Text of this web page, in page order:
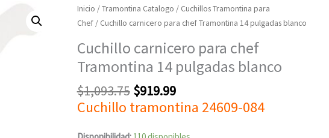
Inicio /Tramontina Catalogo / Cuchillos Tramontina para
Chef/ Cuchillo carnicero para chef Tramontina 14 pulgadas blanco
Cuchillo carnicero para chef
Tramontina 14 pulgadas blanco
$1,093.75
Original
price
$1,093.75.
$919.99
Current
price
$919.99.
Cuchillo tramontina 24609-084
Cuchillo
carnicero
chef
Tramontina
pulgadas
blanco